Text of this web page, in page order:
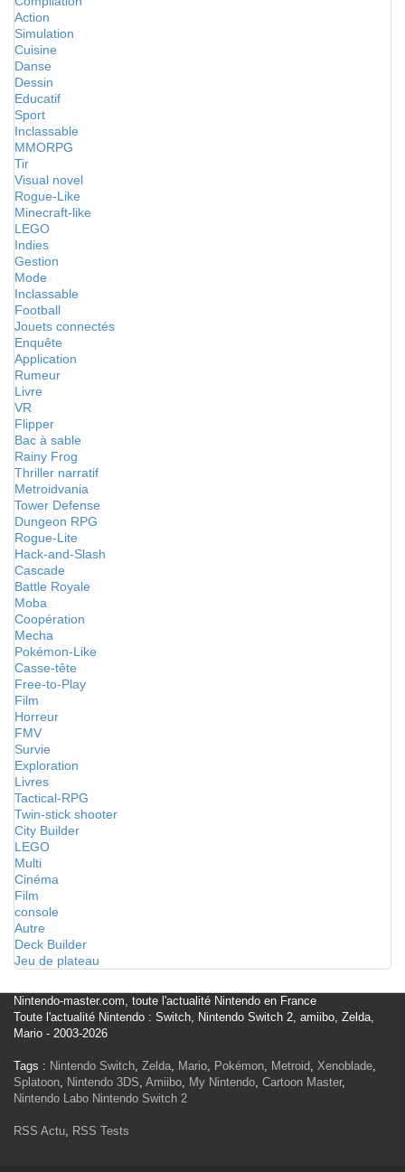
Action
Simulation
Cuisine
Danse
Dessin
Educatif
Sport
Inclassable
MMORPG
Tir
Visual novel
Rogue-Like
Minecraft-like
LEGO
Indies
Gestion
Mode
Inclassable
Football
Jouets connectés
Enquête
Application
Rumeur
Livre
VR
Flipper
Bac à sable
Rainy Frog
Thriller narratif
Metroidvania
Tower Defense
Dungeon RPG
Rogue-Lite
Hack-and-Slash
Cascade
Battle Royale
Moba
Coopération
Mecha
Pokémon-Like
Casse-tête
Free-to-Play
Film
Horreur
FMV
Survie
Exploration
Livres
Tactical-RPG
Twin-stick shooter
City Builder
LEGO
Multi
Cinéma
Film
console
Autre
Deck Builder
Jeu de plateau
Nintendo-master.com, toute l'actualité Nintendo en France
Toute l'actualité Nintendo : Switch, Nintendo Switch 2, amiibo, Zelda,
Mario - 2003-2026
Tags : Nintendo Switch, Zelda, Mario, Pokémon, Metroid, Xenoblade,
Splatoon, Nintendo 3DS, Amiibo, My Nintendo, Cartoon Master,
Nintendo Labo Nintendo Switch 2
RSS Actu, RSS Tests